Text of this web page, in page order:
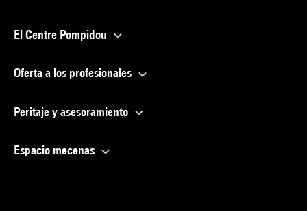
El Centre Pompidou
Oferta a los profesionales
Peritaje y asesoramiento
Espacio mecenas